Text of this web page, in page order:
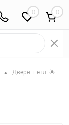
0
• Дверні петлі 🌟